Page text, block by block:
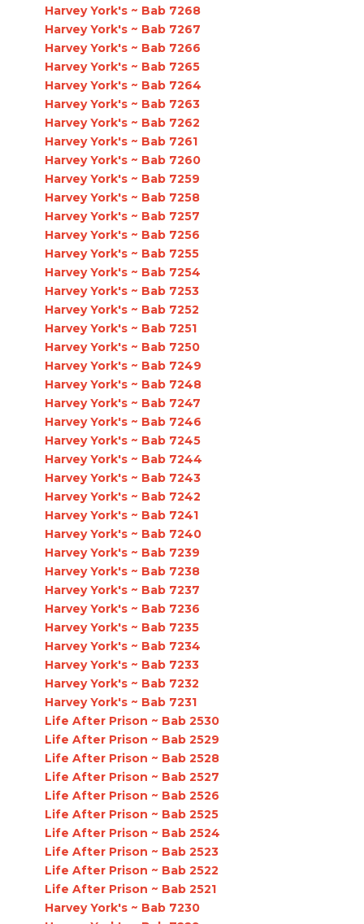
Harvey York's ~ Bab 7268
Harvey York's ~ Bab 7267
Harvey York's ~ Bab 7266
Harvey York's ~ Bab 7265
Harvey York's ~ Bab 7264
Harvey York's ~ Bab 7263
Harvey York's ~ Bab 7262
Harvey York's ~ Bab 7261
Harvey York's ~ Bab 7260
Harvey York's ~ Bab 7259
Harvey York's ~ Bab 7258
Harvey York's ~ Bab 7257
Harvey York's ~ Bab 7256
Harvey York's ~ Bab 7255
Harvey York's ~ Bab 7254
Harvey York's ~ Bab 7253
Harvey York's ~ Bab 7252
Harvey York's ~ Bab 7251
Harvey York's ~ Bab 7250
Harvey York's ~ Bab 7249
Harvey York's ~ Bab 7248
Harvey York's ~ Bab 7247
Harvey York's ~ Bab 7246
Harvey York's ~ Bab 7245
Harvey York's ~ Bab 7244
Harvey York's ~ Bab 7243
Harvey York's ~ Bab 7242
Harvey York's ~ Bab 7241
Harvey York's ~ Bab 7240
Harvey York's ~ Bab 7239
Harvey York's ~ Bab 7238
Harvey York's ~ Bab 7237
Harvey York's ~ Bab 7236
Harvey York's ~ Bab 7235
Harvey York's ~ Bab 7234
Harvey York's ~ Bab 7233
Harvey York's ~ Bab 7232
Harvey York's ~ Bab 7231
Life After Prison ~ Bab 2530
Life After Prison ~ Bab 2529
Life After Prison ~ Bab 2528
Life After Prison ~ Bab 2527
Life After Prison ~ Bab 2526
Life After Prison ~ Bab 2525
Life After Prison ~ Bab 2524
Life After Prison ~ Bab 2523
Life After Prison ~ Bab 2522
Life After Prison ~ Bab 2521
Harvey York's ~ Bab 7230